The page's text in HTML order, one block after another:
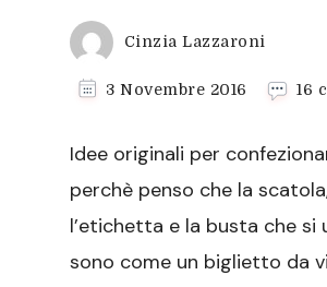
Cinzia Lazzaroni
3 Novembre 2016 16
Idee originali per
perchè penso che la
l’etichetta e la busta che si
sono come un biglietto da